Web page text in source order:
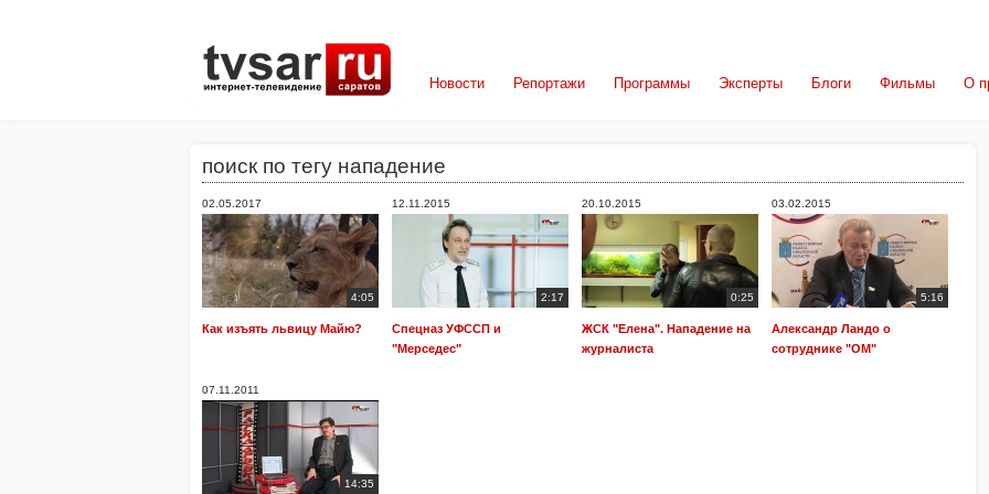
Новости Репортажи Программы Эксперты Блоги Фильмы О
поиск по тегу нападение
02.05.2017
4:05
Как изъять львицу Майю?
12.11.2015
2:17
Спецназ УФССП и
"Мерседес"
20.10.2015
0:25
ЖСК "Елена". Нападение на
журналиста
03.02.2015
5:16
Александр Ландо о
сотруднике "ОМ"
07.11.2011
14:35